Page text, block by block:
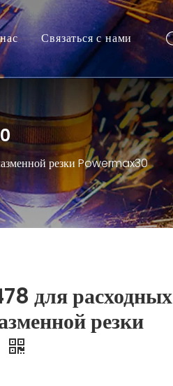
Связаться с нами
резки Powermax30
для расходных
резки